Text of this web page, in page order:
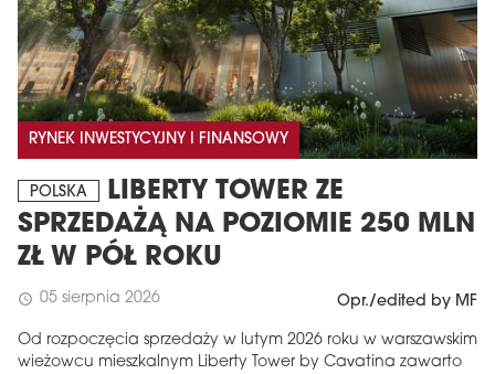
RYNEK INWESTYCYJNY I FINANSOWY
POLSKA
LIBERTY TOWER ZE
SPRZEDAŻĄ NA POZIOMIE 250 MLN
ZŁ W PÓŁ ROKU
schedule 05 sierpnia 2026 Opr./edited by MF
Od rozpoczęcia sprzedaży w lutym 2026 roku w warszawskim
wieżowcu mieszkalnym Liberty Tower by Cavatina zawarto